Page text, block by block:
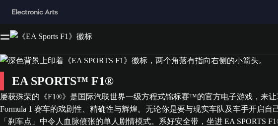
EA SPORTS™ F1®
屡获殊荣的《F1®》是国际汽联世界一级方程式锦标赛™的官方电子游戏，来
Formula 1 赛车的戏剧性、精确性与辉煌。无论你是要与现实车队及车手开启
「刹车点」中令人血脉偾张的单人剧情模式。系好安全带，坐进 EA SPORTS